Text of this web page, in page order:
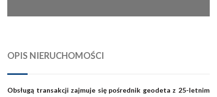
OPIS NIERUCHOMOŚCI
Obsługą transakcji zajmuje się pośrednik geodeta z 25-letnim